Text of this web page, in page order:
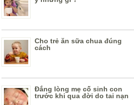
Cho trẻ ăn sữa chua đúng
cách
Đắng lòng mẹ cố sinh con
trước khi qua đời do tai nạn